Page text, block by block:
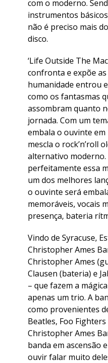
com o moderno.
instrumentos
não é preciso mais
disco.
‘Life Outside The
confronta e expõe
humanidade entrou
como os fantasmas
assombram quanto
jornada. Com um
embala o ouvinte
mescla o rock’n’roll
alternativo
perfeitamente essa
um dos melhores
o ouvinte será
memoráveis, vocais
presença, bateria
Vindo de Syracuse,
Christopher Ames
Christopher Ames
Clausen (bateria) e
– que fazem a
apenas um trio. A
como provenientes
Beatles, Foo
Christopher Ames
banda em ascensão
ouvir falar muito